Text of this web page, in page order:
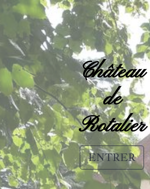
Château
de
Rotalier
ENTRER